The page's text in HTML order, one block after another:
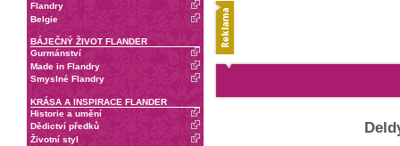
Flandry
Belgie
BÁJEČNÝ ŽIVOT FLANDER
Gurmánství
Made in Flandry
Smyslné Flandry
KRÁSA A INSPIRACE FLANDER
Historie a umění
Dědictví předků
Životní styl